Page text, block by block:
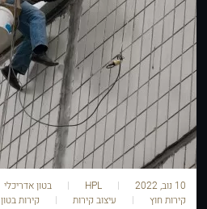
10 נוב, 2022 HPL בטון אדריכלי
קירות חוץ
עיצוב קירות קירות בטון